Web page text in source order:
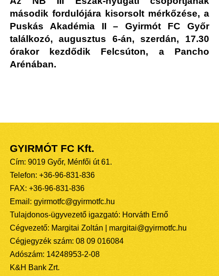
második fordulójára kisorsolt mérkőzése, a
Puskás Akadémia II – Gyirmót FC Győr
találkozó, augusztus 6-án, szerdán, 17.30
órakor kezdődik Felcsúton, a Pancho
Arénában.
GYIRMÓT FC Kft.
Cím: 9019 Győr, Ménfői út 61.
Telefon: +36-96-831-836
FAX: +36-96-831-836
Email: gyirmotfc@gyirmotfc.hu
Tulajdonos-ügyvezető igazgató: Horváth Ernő
Cégvezető: Margitai Zoltán | margitai@gyirmotfc.hu
Cégjegyzék szám: 08 09 016084
Adószám: 14248953-2-08
K&H Bank Zrt.